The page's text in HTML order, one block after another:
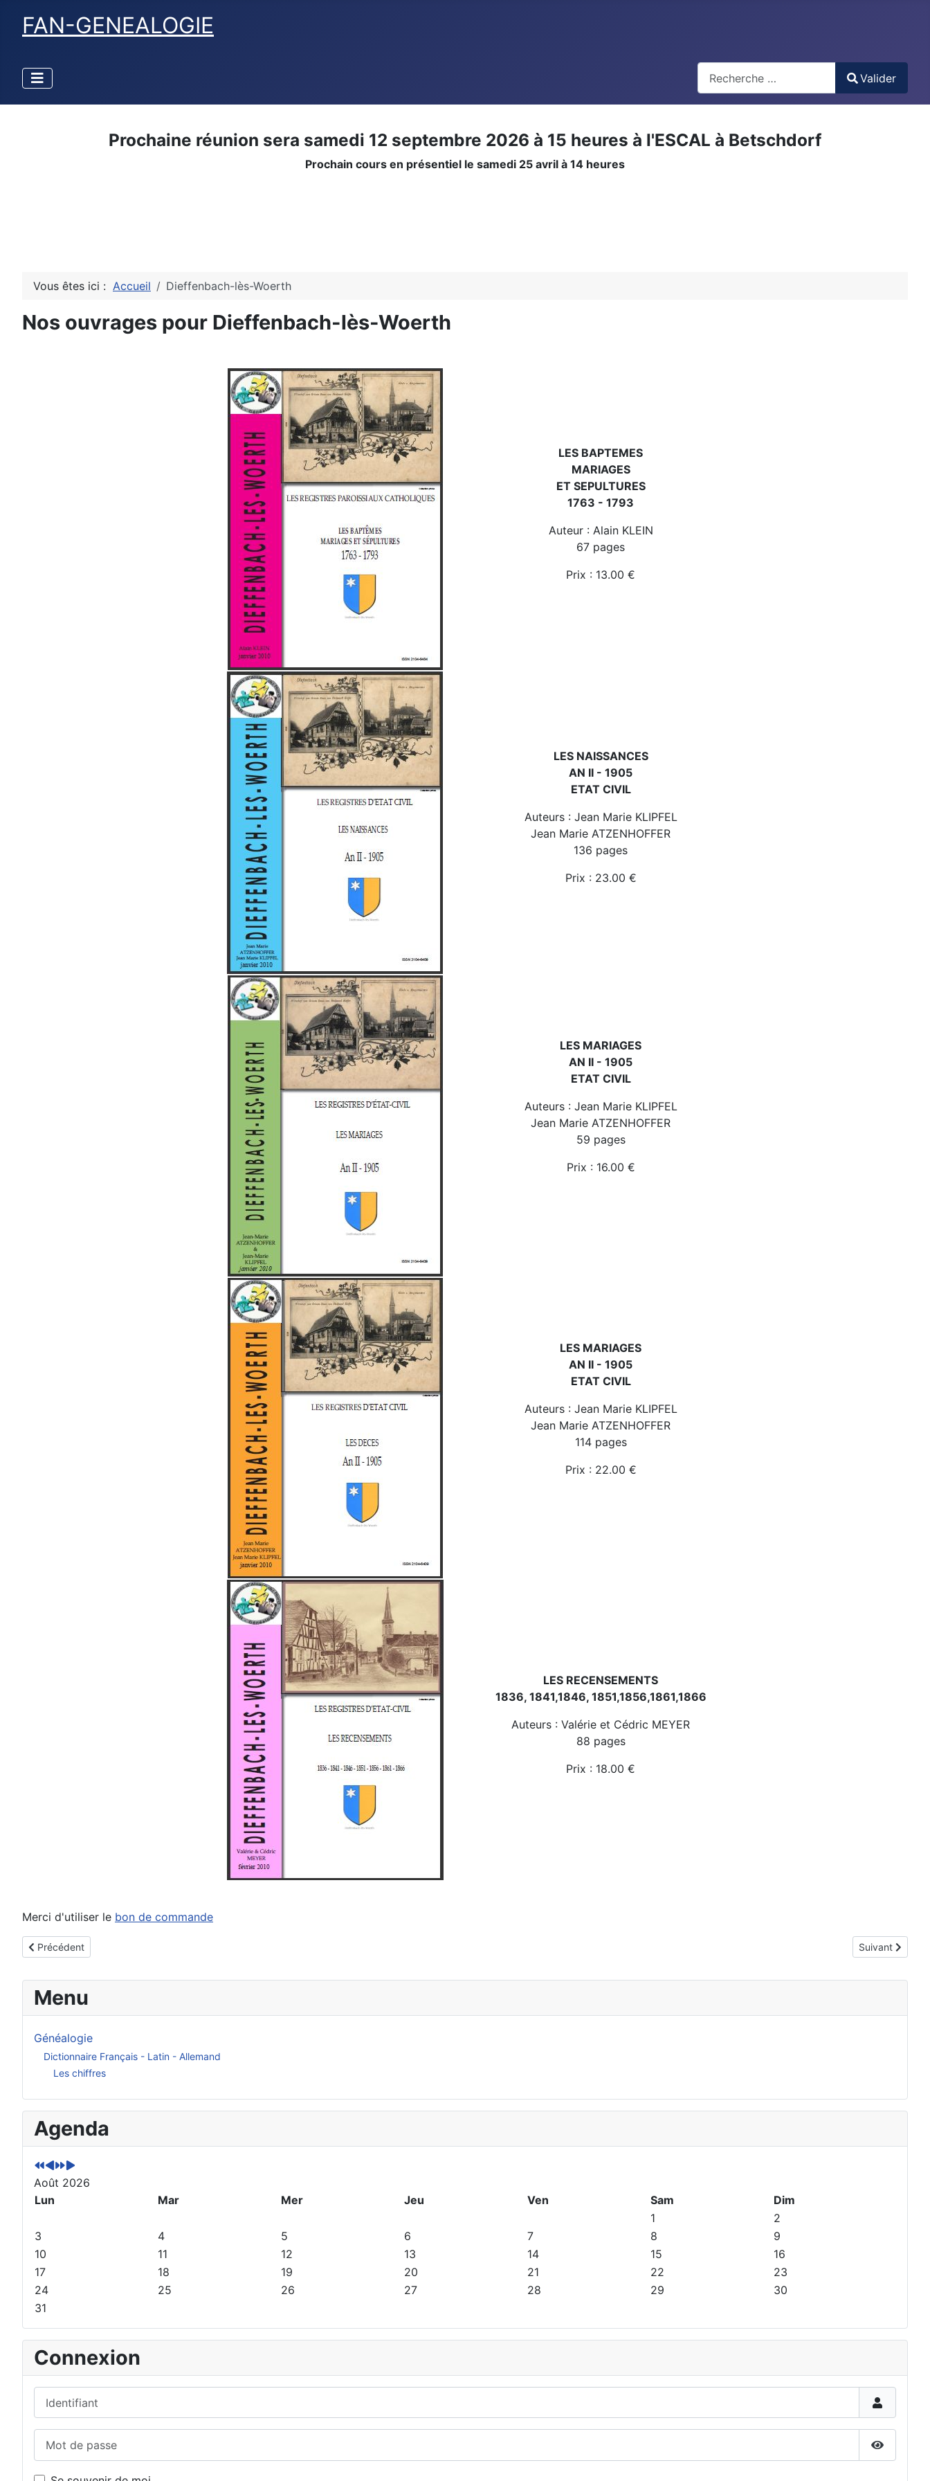
FAN-GENEALOGIE
Type 2 or more characters for results.
Valider
Prochaine réunion sera samedi 12 septembre 2026 à 15 heures à l'ESCAL à Betschdorf
Prochain cours en présentiel le samedi 25 avril à 14 heures
Vous êtes ici : Accueil Dieffenbach-lès-Woerth
Nos ouvrages pour Dieffenbach-lès-Woerth
LES BAPTEMES
MARIAGES
ET SEPULTURES
1763 - 1793
Auteur : Alain KLEIN
67 pages
Prix : 13.00 €
LES NAISSANCES
AN II - 1905
ETAT CIVIL
Auteurs : Jean Marie KLIPFEL
Jean Marie ATZENHOFFER
136 pages
Prix : 23.00 €
LES MARIAGES
AN II - 1905
ETAT CIVIL
Auteurs : Jean Marie KLIPFEL
Jean Marie ATZENHOFFER
59 pages
Prix : 16.00 €
LES MARIAGES
AN II - 1905
ETAT CIVIL
Auteurs : Jean Marie KLIPFEL
Jean Marie ATZENHOFFER
114 pages
Prix : 22.00 €
LES RECENSEMENTS
1836, 1841,1846, 1851,1856,1861,1866
Auteurs : Valérie et Cédric MEYER
88 pages
Prix : 18.00 €
Merci d'utiliser le bon de commande
Article précédent : Croettwiller
Précédent Article suivant
Suivant
Menu
Généalogie
Dictionnaire Français - Latin - Allemand
Les chiffres
Agenda
A
n
n
é
e
p
é
é
d
e
n
t
M
o
i
s
p
r
n
t
A
n
n
é
e
M
o
i
s
s
Août 2026
Lun
Mar Mer Jeu Ven Sam
Dim
1
2
3
4 5 6 7 8
9
10
11 12 13 14 15
16
17
18 19 20 21 22
23
24
25 26 27 28 29
30
31
Connexion
Afficher